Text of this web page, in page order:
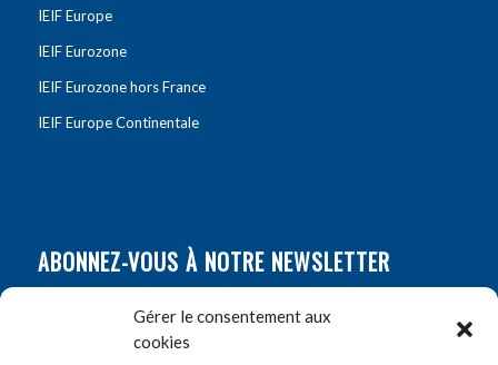
Gérer le consentement aux
cookies
IEIF Europe
IEIF Eurozone
IEIF Eurozone hors France
IEIF Europe Continentale
ABONNEZ-VOUS À NOTRE NEWSLETTER